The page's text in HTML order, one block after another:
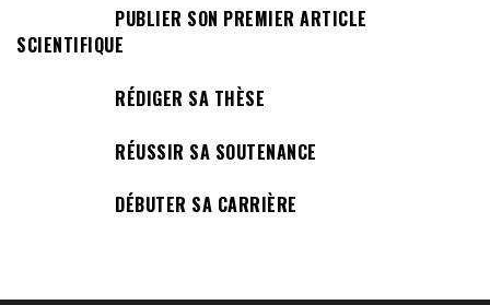
PUBLIER SON PREMIER ARTICLE
SCIENTIFIQUE
RÉDIGER SA THÈSE
RÉUSSIR SA SOUTENANCE
DÉBUTER SA CARRIÈRE